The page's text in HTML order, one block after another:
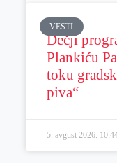
VESTI
Dečji
Plankiću
toku
piva“
5. avgust 2026.